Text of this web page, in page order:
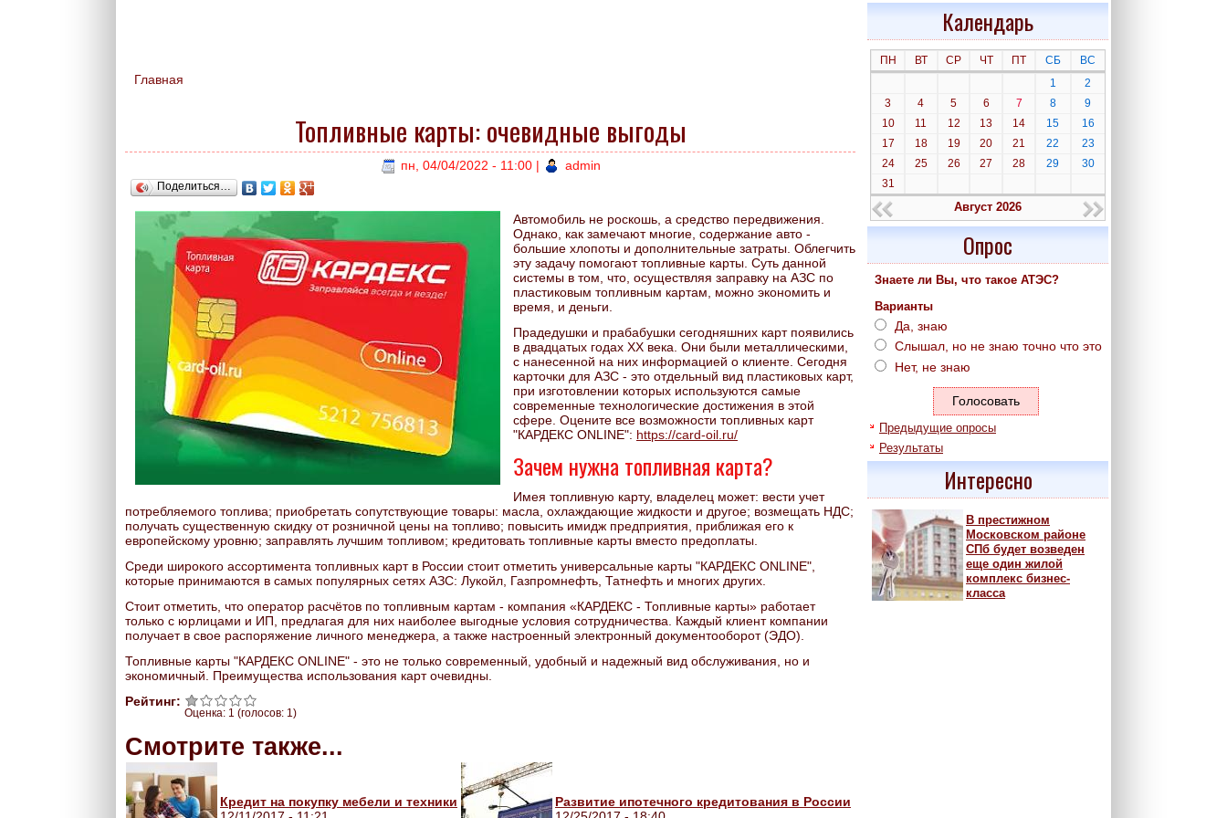
Вы здесь
Главная
Топливные карты: очевидные выгоды
пн, 04/04/2022 - 11:00| admin
Поделиться…
Автомобиль не роскошь, а средство передвижения.
Однако, как замечают многие, содержание авто -
большие хлопоты и дополнительные затраты. Облегчить
эту задачу помогают топливные карты. Суть данной
системы в том, что, осуществляя заправку на АЗС по
пластиковым топливным картам, можно экономить и
время, и деньги.
Прадедушки и прабабушки сегодняшних карт появились
в двадцатых годах XX века. Они были металлическими,
с нанесенной на них информацией о клиенте. Сегодня
карточки для АЗС - это отдельный вид пластиковых карт,
при изготовлении которых используются самые
современные технологические достижения в этой
сфере. Оцените все возможности топливных карт
"КАРДЕКС ONLINE": https://card-oil.ru/
Зачем нужна топливная карта?
Имея топливную карту, владелец может: вести учет
потребляемого топлива; приобретать сопутствующие товары: масла, охлаждающие жидкости и другое; возмещать НДС;
получать существенную скидку от розничной цены на топливо; повысить имидж предприятия, приближая его к
европейскому уровню; заправлять лучшим топливом; кредитовать топливные карты вместо предоплаты.
Среди широкого ассортимента топливных карт в России стоит отметить универсальные карты "КАРДЕКС ONLINE",
которые принимаются в самых популярных сетях АЗС: Лукойл, Газпромнефть, Татнефть и многих других.
Стоит отметить, что оператор расчётов по топливным картам - компания «КАРДЕКС - Топливные карты» работает
только с юрлицами и ИП, предлагая для них наиболее выгодные условия сотрудничества. Каждый клиент компании
получает в свое распоряжение личного менеджера, а также настроенный электронный документооборот (ЭДО).
Топливные карты "КАРДЕКС ONLINE" - это не только современный, удобный и надежный вид обслуживания, но и
экономичный. Преимущества использования карт очевидны.
Рейтинг:
Оценка: 1 (голосов: 1)
Смотрите также...
Кредит на покупку мебели и техники
Развитие ипотечного кредитования в России
Календарь
ПН ВТ СР ЧТ ПТ СБ
ВС
1
2
3
4 5 6 7 8
9
10
11 12 13 14 15
16
17
18 19 20 21 22
23
24
25 26 27 28 29
30
31
Август 2026
Опрос
Знаете ли Вы, что такое АТЭС?
Варианты
Да, знаю
Слышал, но не знаю точно что это
Нет, не знаю
Предыдущие опросы
Результаты
Интересно
В престижном
Московском районе
СПб будет возведен
еще один жилой
комплекс бизнес-
класса